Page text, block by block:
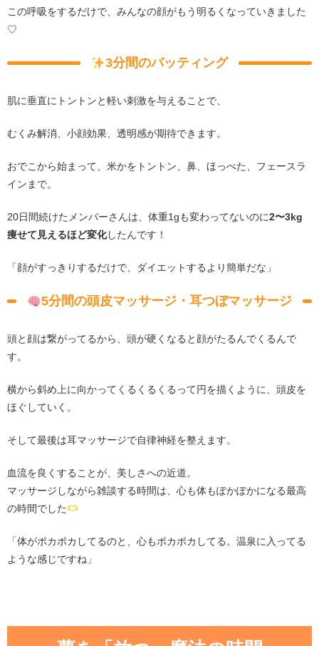
この呼吸をするだけで、みんなの顔がもう明るくなっていきました
♡
3分間のパッティング
肌に垂直にトントンと軽い刺激を与えることで、
むくみ解消、小顔効果、透明感が期待できます。
おでこから始まって、米かをトントン、鼻、ほっぺた、フェースラ
インまで。
20日間続けたメンバーさんは、体重1gも変わってないのに2〜3kg
痩せて見えるほど変化したんです！
「顔がすっきりするだけで、ダイエットするより簡単だな」
5分間の頭皮マッサージ・耳つぼマッサージ
頭と顔は繋がってるから、頭が硬くなると顔がたるんでくるんで
す。
横から斜め上に向かってくるくるくるって円を描くように、頭皮を
ほぐしていく。
そして最後は耳マッサージで自律神経を整えます。
血流を良くすることが、美しさへの近道。
マッサージしながら雑談する時間は、心も体もぽかぽかになる最高
の時間でした
「体がポカポカしてるのと、心もポカポカしてる。温泉に入ってる
ような感じですね」